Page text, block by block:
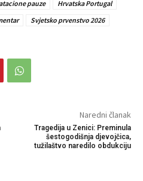
pauze
Hrvatska Portugal
Svjetsko prvenstvo 2026
Naredni članak
Tragedija u Zenici: Preminula
šestogodišnja djevojčica,
tužilaštvo naredilo obdukciju